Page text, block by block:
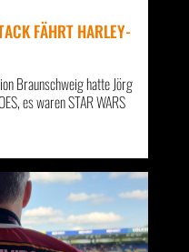
FÄHRT HARLEY-
Braunschweig hatte Jörg
es waren STAR WARS